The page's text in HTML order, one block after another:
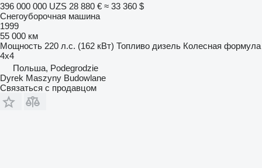
396 000 000 UZS 28 880 € ≈ 33 360 $
Снегоуборочная машина
1999
55 000 км
Мощность 220 л.с. (162 кВт) Топливо дизель Колесная формула
4x4
Польша, Podegrodzie
Dyrek Maszyny Budowlane
Связаться с продавцом